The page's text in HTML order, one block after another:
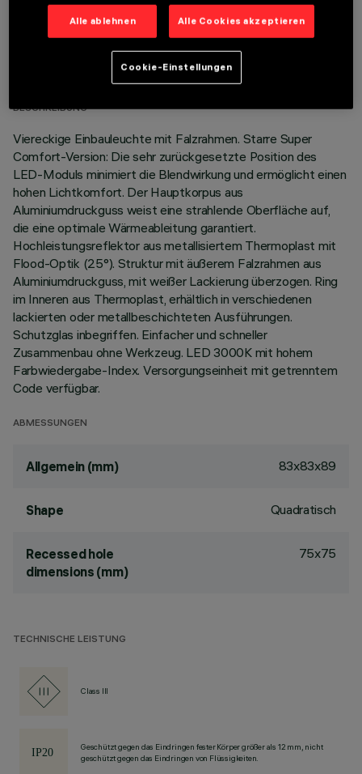
TECHNISCHE DATEN
LETZTES UPDATE: 07.08.2026
BESCHREIBUNG
Viereckige Einbauleuchte mit Falzrahmen. Starre Super
Comfort-Version: Die sehr zurückgesetzte Position des
LED-Moduls minimiert die Blendwirkung und ermöglicht einen
hohen Lichtkomfort. Der Hauptkorpus aus
Aluminiumdruckguss weist eine strahlende Oberfläche auf,
die eine optimale Wärmeableitung garantiert.
Hochleistungsreflektor aus metallisiertem Thermoplast mit
Flood-Optik (25°). Struktur mit äußerem Falzrahmen aus
Aluminiumdruckguss, mit weißer Lackierung überzogen. Ring
im Inneren aus Thermoplast, erhältlich in verschiedenen
lackierten oder metallbeschichteten Ausführungen.
Schutzglas inbegriffen. Einfacher und schneller
Zusammenbau ohne Werkzeug. LED 3000K mit hohem
Farbwiedergabe-Index. Versorgungseinheit mit getrenntem
Code verfügbar.
ABMESSUNGEN
Allgemein (mm) 83x83x89
Shape Quadratisch
Recessed hole
dimensions (mm)
75x75
TECHNISCHE LEISTUNG
Class III
Geschützt gegen das Eindringen fester Körper größer als 12 mm, nicht
geschützt gegen das Eindringen von Flüssigkeiten.
Alle ablehnen Alle Cookies akzeptieren
Cookie-Einstellungen